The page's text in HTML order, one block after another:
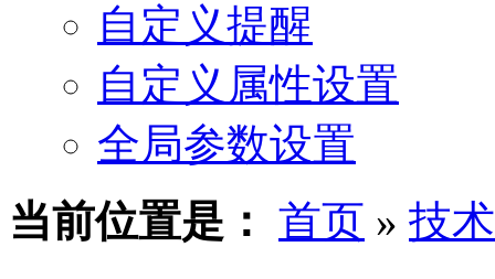
自定义提醒
自定义属性设置
全局参数设置
当前位置是： 首页 » 技